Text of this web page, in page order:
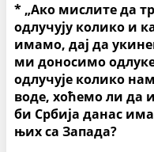
* „Ако мислите да
одлучују колико и
имамо, дај да
ми доносимо
одлучује колико
воде, хоћемо ли да
би Србија данас
њих са Запада?